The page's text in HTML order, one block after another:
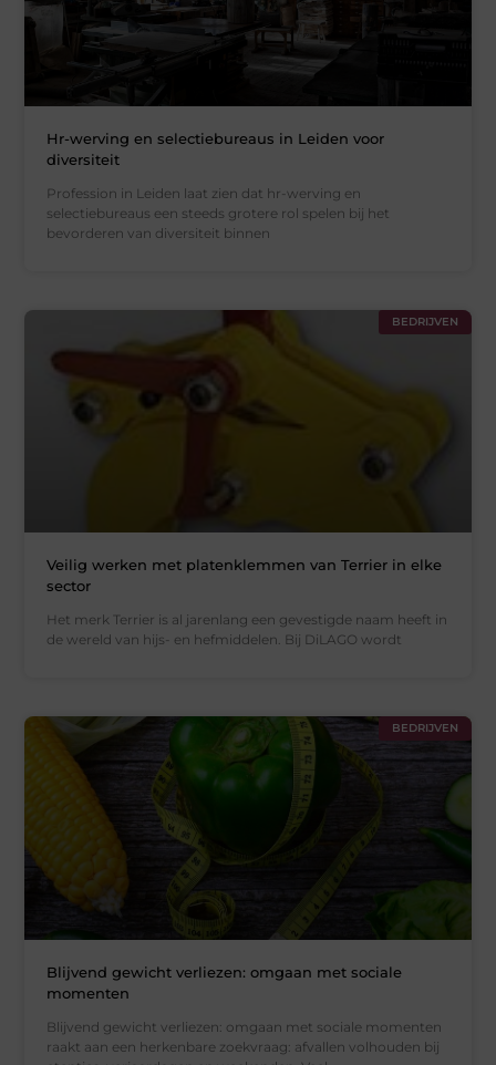
Hr-werving en selectiebureaus in Leiden voor
diversiteit
Profession in Leiden laat zien dat hr-werving en
selectiebureaus een steeds grotere rol spelen bij het
bevorderen van diversiteit binnen
BEDRIJVEN
Veilig werken met platenklemmen van Terrier in elke
sector
Het merk Terrier is al jarenlang een gevestigde naam heeft in
de wereld van hijs- en hefmiddelen. Bij DiLAGO wordt
BEDRIJVEN
Blijvend gewicht verliezen: omgaan met sociale
momenten
Blijvend gewicht verliezen: omgaan met sociale momenten
raakt aan een herkenbare zoekvraag: afvallen volhouden bij